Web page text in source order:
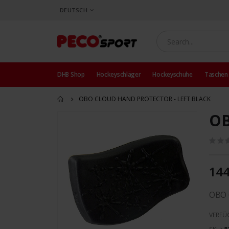
SPRACHE
DEUTSCH
DHB Shop Hockeyschläger Hockeyschuhe Taschen
OBO CLOUD HAND PROTECTOR - LEFT BLACK
Bildergalerie
springen